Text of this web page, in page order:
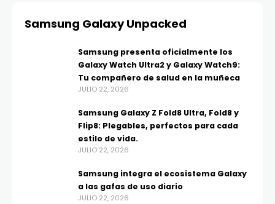
Samsung Galaxy Unpacked
Samsung presenta oficialmente los
Galaxy Watch Ultra2 y Galaxy Watch9:
Tu compañero de salud en la muñeca
JULIO 22, 2026
Samsung Galaxy Z Fold8 Ultra, Fold8 y
Flip8: Plegables, perfectos para cada
estilo de vida.
JULIO 22, 2026
Samsung integra el ecosistema Galaxy
a las gafas de uso diario
JULIO 22, 2026